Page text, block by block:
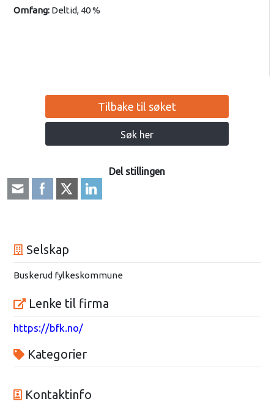
Omfang:Deltid, 40 %
Tilbake til søket
Søk her
Del stillingen
Selskap
Buskerud fylkeskommune
Lenke til firma
https://bfk.no/
Kategorier
Kontaktinfo